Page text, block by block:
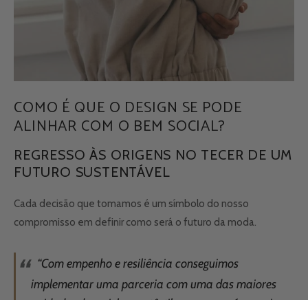
COMO É QUE O DESIGN SE PODE
ALINHAR COM O BEM SOCIAL?
REGRESSO ÀS ORIGENS NO TECER DE UM
FUTURO SUSTENTÁVEL
Cada decisão que tomamos é um símbolo do nosso
compromisso em definir como será o futuro da moda.
“Com empenho e resiliência conseguimos
implementar uma parceria com uma das maiores